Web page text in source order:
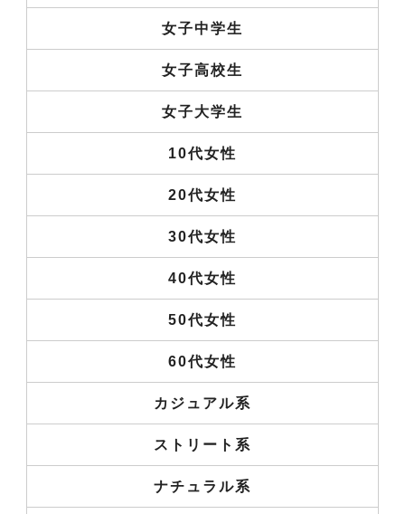
女子中学生
女子高校生
女子大学生
10代女性
20代女性
30代女性
40代女性
50代女性
60代女性
カジュアル系
ストリート系
ナチュラル系